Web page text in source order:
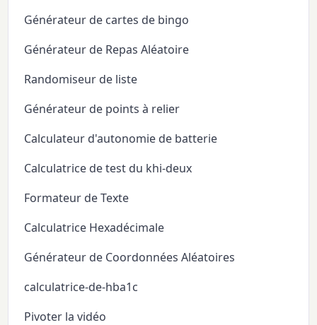
Générateur de cartes de bingo
Générateur de Repas Aléatoire
Randomiseur de liste
Générateur de points à relier
Calculateur d'autonomie de batterie
Calculatrice de test du khi-deux
Formateur de Texte
Calculatrice Hexadécimale
Générateur de Coordonnées Aléatoires
calculatrice-de-hba1c
Pivoter la vidéo